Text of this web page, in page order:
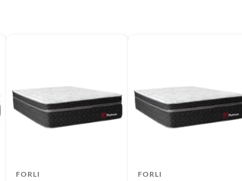
FORLI FORLI